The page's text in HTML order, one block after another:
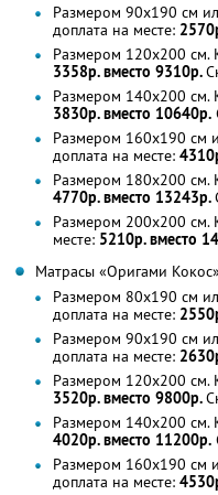
Размером 90х190 cм
доплата на месте:
Размером 120х200 см.
3358р. вместо 9310р.
Размером 140х200 см.
3830р. вместо 10640р.
Размером 160х190 cм
доплата на месте:
Размером 180х200 см.
4770р. вместо 13243р.
Размером 200х200 см.
месте: 5210р. вместо
Матрасы «Оригами Кокос»
Размером 80х190 cм
доплата на месте:
Размером 90х190 cм
доплата на месте:
Размером 120х200 см.
3520р. вместо 9800р.
Размером 140х200 см.
4020р. вместо 11200р.
Размером 160х190 cм
доплата на месте: